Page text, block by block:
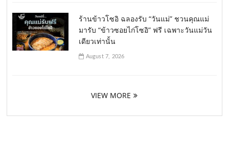
ร้านข้าวโซอิ ฉลองรับ “วันแม่” ชวนคุณแม่
มารับ “ข้าวซอยไก่โซอิ” ฟรี เฉพาะวันแม่วัน
เดียวเท่านั้น
August 7, 2026
VIEW MORE